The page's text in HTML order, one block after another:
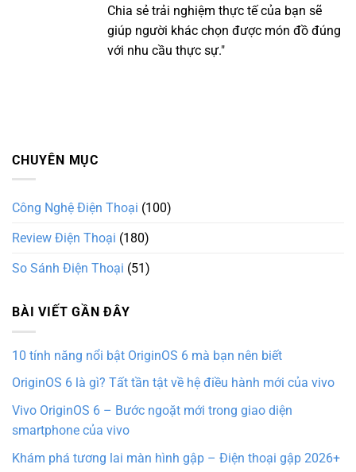
Chia sẻ trải nghiệm thực tế của bạn sẽ
giúp người khác chọn được món đồ đúng
với nhu cầu thực sự."
CHUYÊN MỤC
Công Nghệ Điện Thoại (100)
Review Điện Thoại (180)
So Sánh Điện Thoại (51)
BÀI VIẾT GẦN ĐÂY
10 tính năng nổi bật OriginOS 6 mà bạn nên biết
OriginOS 6 là gì? Tất tần tật về hệ điều hành mới của vivo
Vivo OriginOS 6 – Bước ngoặt mới trong giao diện
smartphone của vivo
Khám phá tương lai màn hình gập – Điện thoại gập 2026+